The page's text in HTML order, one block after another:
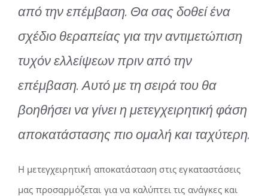
από την επέμβαση. Θα σας δοθεί ένα
σχέδιο θεραπείας για την αντιμετώπιση
τυχόν ελλείψεων πριν από την
επέμβαση. Αυτό με τη σειρά του θα
βοηθήσει να γίνει η μετεγχειρητική φάση
αποκατάστασης πιο ομαλή και ταχύτερη.
Η μετεγχειρητική αποκατάσταση στις εγκαταστάσεις
μας προσαρμόζεται για να καλύπτει τις ανάγκες και